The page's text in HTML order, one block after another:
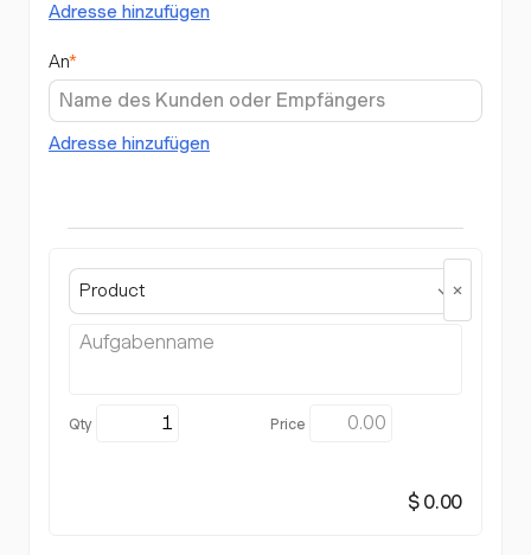
Adresse hinzufügen
An*
Adresse hinzufügen
Product
$ 0.00